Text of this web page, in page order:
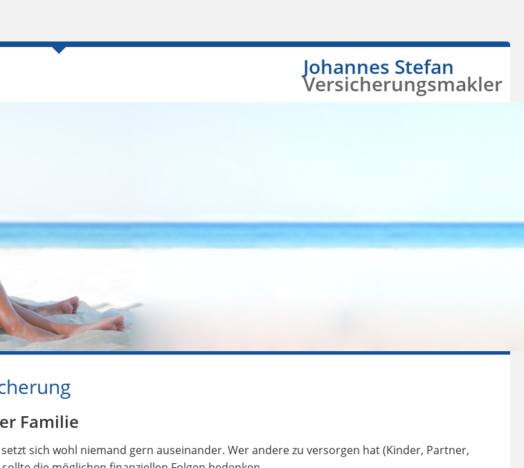
Johannes Stefan
Versicherungsmakler
Familie
sich wohl niemand gern auseinander. Wer andere zu versorgen hat (Kinder, Partner,